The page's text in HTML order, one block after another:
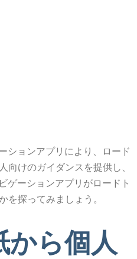
ションアプリにより、ロード
向けのガイダンスを提供し、
ゲーションアプリがロードト
を探ってみましょう。
から個人